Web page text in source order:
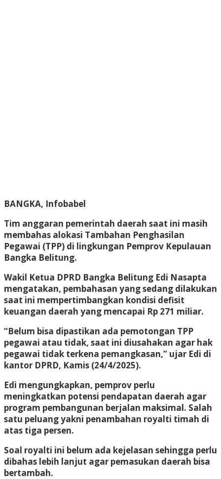
BANGKA, Infobabel
Tim anggaran pemerintah daerah saat ini masih
membahas alokasi Tambahan Penghasilan
Pegawai (TPP) di lingkungan Pemprov Kepulauan
Bangka Belitung.
Wakil Ketua DPRD Bangka Belitung Edi Nasapta
mengatakan, pembahasan yang sedang dilakukan
saat ini mempertimbangkan kondisi defisit
keuangan daerah yang mencapai Rp 271 miliar.
“Belum bisa dipastikan ada pemotongan TPP
pegawai atau tidak, saat ini diusahakan agar hak
pegawai tidak terkena pemangkasan,” ujar Edi di
kantor DPRD, Kamis (24/4/2025).
Edi mengungkapkan, pemprov perlu
meningkatkan potensi pendapatan daerah agar
program pembangunan berjalan maksimal. Salah
satu peluang yakni penambahan royalti timah di
atas tiga persen.
Soal royalti ini belum ada kejelasan sehingga perlu
dibahas lebih lanjut agar pemasukan daerah bisa
bertambah.